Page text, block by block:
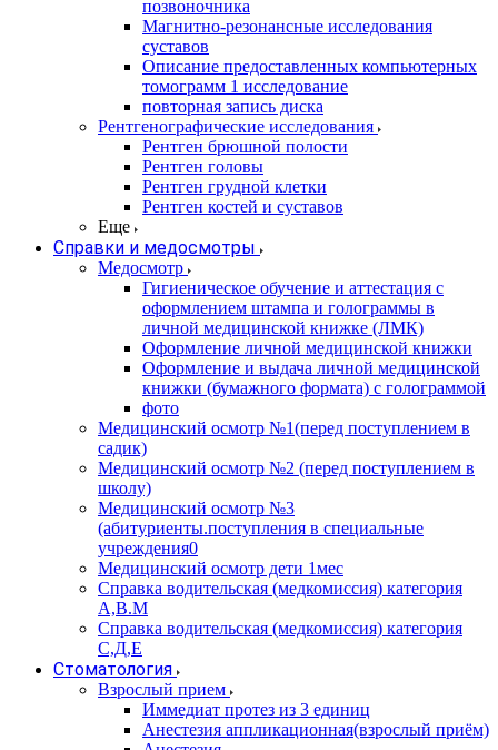
позвоночника
Магнитно-резонансные исследования
суставов
Описание предоставленных компьютерных
томограмм 1 исследование
повторная запись диска
Рентгенографические исследования
Рентген брюшной полости
Рентген головы
Рентген грудной клетки
Рентген костей и суставов
Еще
Справки и медосмотры
Медосмотр
Гигиеническое обучение и аттестация с
оформлением штампа и голограммы в
личной медицинской книжке (ЛМК)
Оформление личной медицинской книжки
Оформление и выдача личной медицинской
книжки (бумажного формата) с голограммой
фото
Медицинский осмотр №1(перед поступлением в
садик)
Медицинский осмотр №2 (перед поступлением в
школу)
Медицинский осмотр №3
(абитуриенты.поступления в специальные
учреждения0
Медицинский осмотр дети 1мес
Справка водительская (медкомиссия) категория
А,В.М
Справка водительская (медкомиссия) категория
С,Д,Е
Стоматология
Взрослый прием
Иммедиат протез из 3 единиц
Анестезия аппликационная(взрослый приём)